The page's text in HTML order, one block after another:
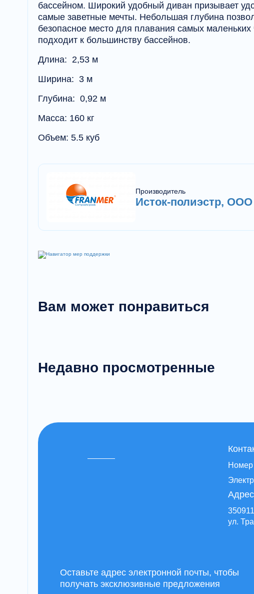
бассейном. Широкий удобный диван призывает
самые заветные мечты. Небольшая глубина
безопасное место для плавания самых
подходит к большинству бассейнов.
Длина: 2,53 м
Ширина: 3 м
Глубина: 0,92 м
Масса: 160 кг
Объем: 5.5 куб
Производитель
Исток-полиэстр, ООО
Вам может понравиться
Недавно просмотренные
Номер
Адрес
ул.
Оставьте адрес электронной почты, чтобы
получать эксклюзивные предложения